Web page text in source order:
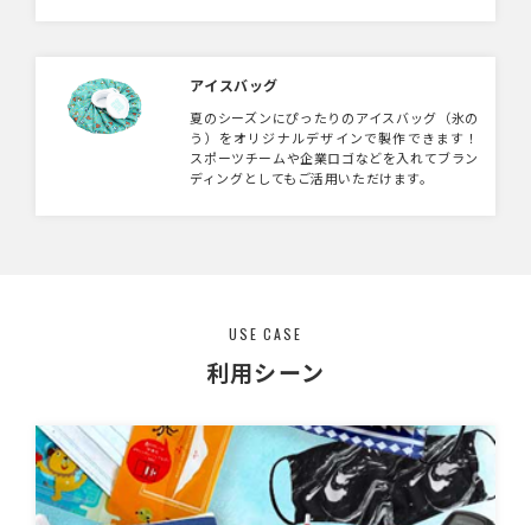
アイスバッグ
夏のシーズンにぴったりのアイスバッグ（氷の
う）をオリジナルデザインで製作できます！
スポーツチームや企業ロゴなどを入れてブラン
ディングとしてもご活用いただけます。
USE CASE
利用シーン